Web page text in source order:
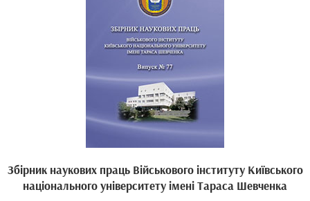
Збірник наукових праць Військового інституту Київського
національного університету імені Тараса Шевченка